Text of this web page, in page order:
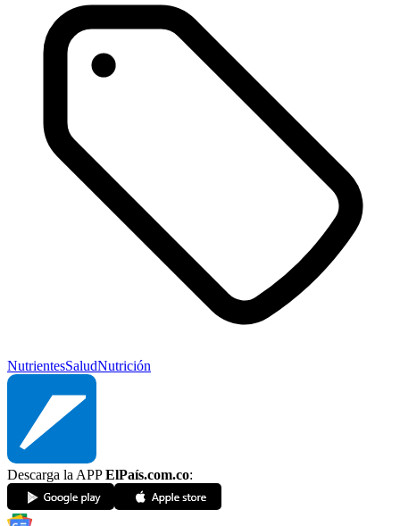
NutrientesSaludNutrición
Descarga la APPElPaís.com.co: